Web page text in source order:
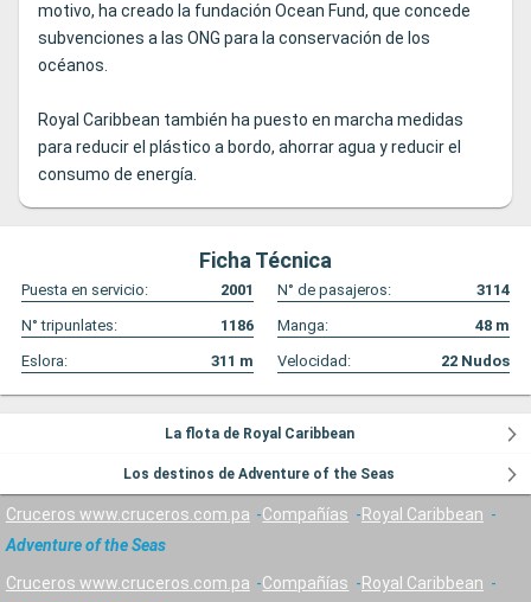
motivo, ha creado la fundación Ocean Fund, que concede
subvenciones a las ONG para la conservación de los
océanos.
Royal Caribbean también ha puesto en marcha medidas
para reducir el plástico a bordo, ahorrar agua y reducir el
consumo de energía.
Ficha Técnica
Puesta en servicio: 2001 N° de pasajeros:
3114
N° tripunlates:
1186 Manga: 48 m
Eslora:
311 m Velocidad: 22 Nudos
La flota de Royal Caribbean
Los destinos de Adventure of the Seas
Cruceros www.cruceros.com.pa Compañías
Royal Caribbean
Adventure of the Seas
Cruceros www.cruceros.com.pa Compañías
Royal Caribbean